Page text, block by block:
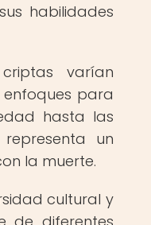
habilidades
varían
para
hasta las
un
la muerte.
cultural y